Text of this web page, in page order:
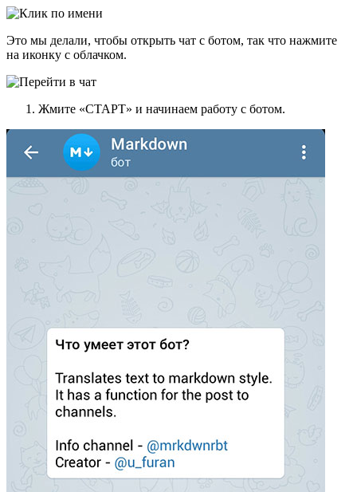
Это мы делали, чтобы открыть чат с ботом, так что нажмите
на иконку с облачком.
Жмите «СТАРТ» и начинаем работу с ботом.